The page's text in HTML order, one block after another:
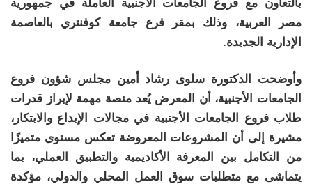
بالتعاون مع فروع الجامعات الأجنبية العاملة في جمهورية
مصر العربية، وذلك بمقر فرع جامعة كوفنتري بالعاصمة
الإدارية الجديدة.
وأوضحت الدكتورة سلوى رشاد أمين مجلس شؤون فروع
الجامعات الأجنبية، أن المعرض يُعد منصة مهمة لإبراز قدرات
طلاب فروع الجامعات الأجنبية في مجالات الإبداع والابتكار،
مشيرة إلى أن المشروعات المعروضة تعكس مستوى متميزًا
من التكامل بين المعرفة الأكاديمية والتطبيق العملي، بما
يتماشى مع متطلبات سوق العمل المحلي والدولي، مؤكدة